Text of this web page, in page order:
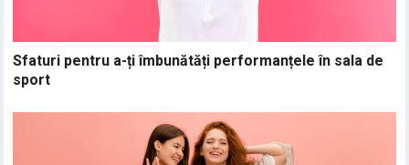
Sfaturi pentru a-ți îmbunătăți performanțele în sala de
sport